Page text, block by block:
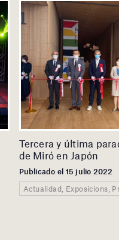
Tercera y última
de Miró en Japón
Publicado el 15 julio 2022
Actualidad, Exposicions,